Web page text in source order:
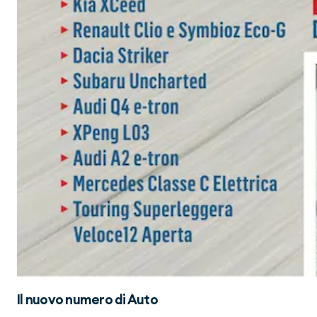
Il nuovo numero diAuto